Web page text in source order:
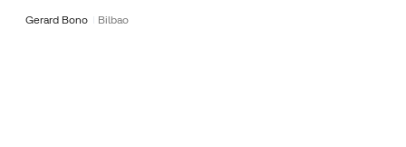
Gerard Bono Bilbao